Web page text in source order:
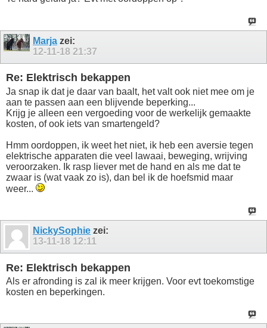
Marja zei:
12-11-18 21:37
Re: Elektrisch bekappen
Ja snap ik dat je daar van baalt, het valt ook niet mee om je
aan te passen aan een blijvende beperking...
Krijg je alleen een vergoeding voor de werkelijk gemaakte
kosten, of ook iets van smartengeld?
Hmm oordoppen, ik weet het niet, ik heb een aversie tegen
elektrische apparaten die veel lawaai, beweging, wrijving
veroorzaken. Ik rasp liever met de hand en als me dat te
zwaar is (wat vaak zo is), dan bel ik de hoefsmid maar
weer...
NickySophie zei:
13-11-18 12:11
Re: Elektrisch bekappen
Als er afronding is zal ik meer krijgen. Voor evt toekomstige
kosten en beperkingen.